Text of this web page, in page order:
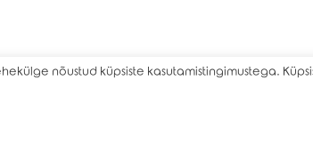
nõustud küpsiste kasutamistingimustega.